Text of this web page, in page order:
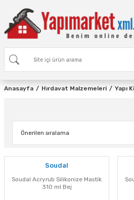
Anasayfa Hırdavat Malzemeleri Yapı
Soudal
Soudal Acryrub Silikonize Mastik
310 ml Bej